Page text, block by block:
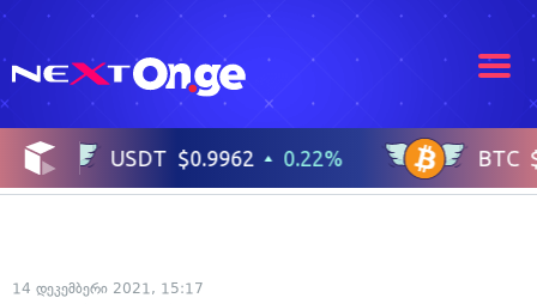
14 დეკემბერი 2021, 15:17